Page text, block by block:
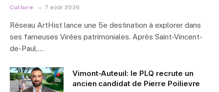
Culture 7 août 2026
Réseau ArtHist lance une 5e destination à explorer dans
ses fameuses Virées patrimoniales. Après Saint-Vincent-
de-Paul,…
Vimont-Auteuil: le PLQ recrute un
ancien candidat de Pierre Poilievre